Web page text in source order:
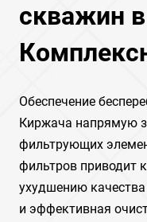
скважин
Обеспечение
Киржача напрямую
фильтрующих
фильтров приводит
ухудшению
и эффективная